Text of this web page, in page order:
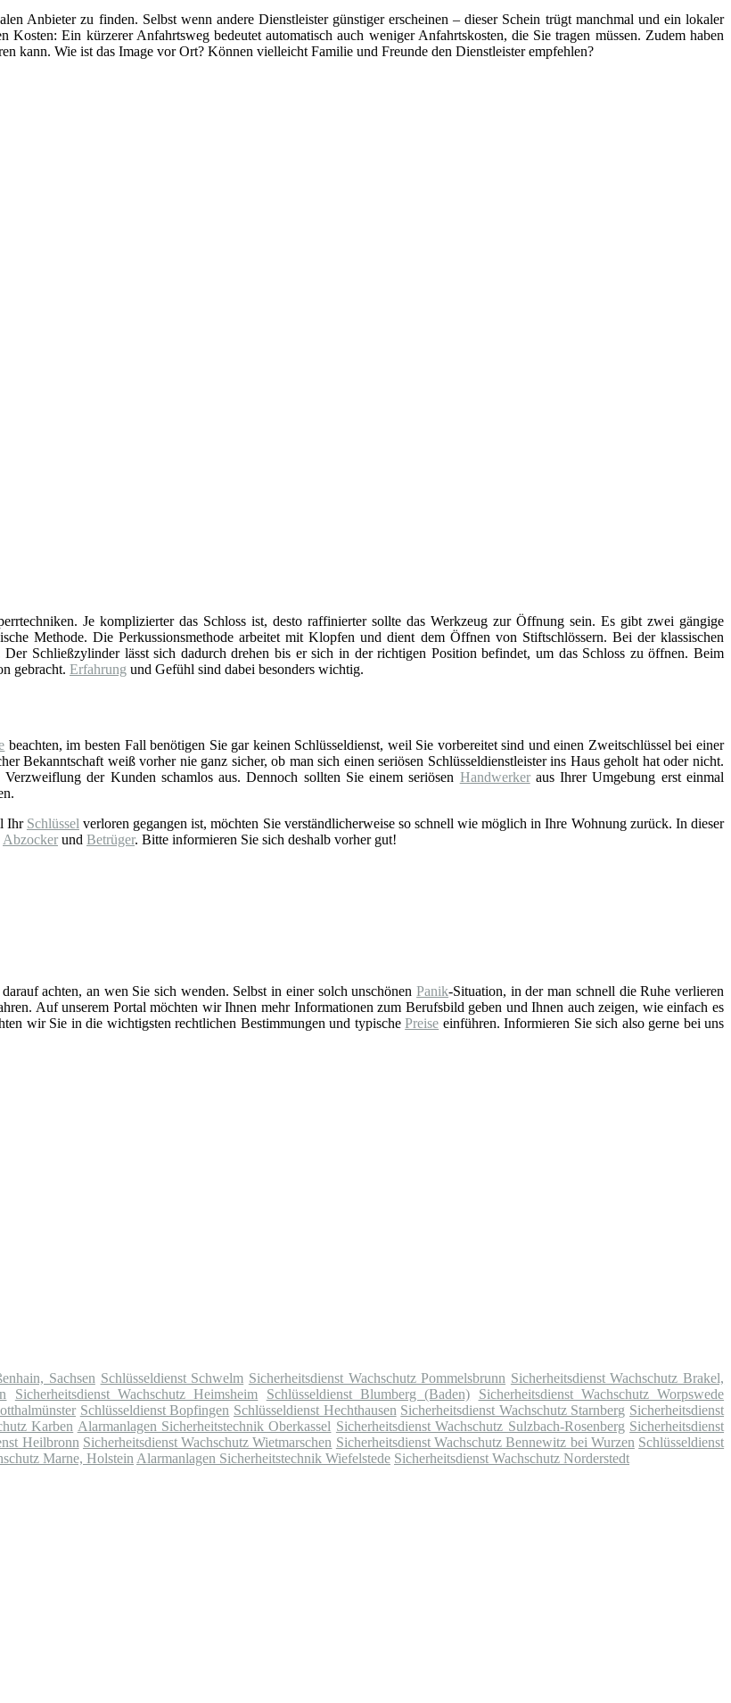
Anbieter zu finden. Selbst wenn andere Dienstleister günstiger erscheinen – dieser Schein trügt manchmal und ein lokaler
Ein kürzerer Anfahrtsweg bedeutet automatisch auch weniger Anfahrtskosten, die Sie tragen müssen. Zudem haben
kann. Wie ist das Image vor Ort? Können vielleicht Familie und Freunde den Dienstleister empfehlen?
Je komplizierter das Schloss ist, desto raffinierter sollte das Werkzeug zur Öffnung sein. Es gibt zwei gängige
Methode. Die Perkussionsmethode arbeitet mit Klopfen und dient dem Öffnen von Stiftschlössern. Bei der klassischen
Schließzylinder lässt sich dadurch drehen bis er sich in der richtigen Position befindet, um das Schloss zu öffnen. Beim
gebracht. Erfahrung und Gefühl sind dabei besonders wichtig.
beachten, im besten Fall benötigen Sie gar keinen Schlüsseldienst, weil Sie vorbereitet sind und einen Zweitschlüssel bei einer
Bekanntschaft weiß vorher nie ganz sicher, ob man sich einen seriösen Schlüsseldienstleister ins Haus geholt hat oder nicht.
der Kunden schamlos aus. Dennoch sollten Sie einem seriösen Handwerkeraus Ihrer Umgebung erst einmal
Ihr Schlüssel verloren gegangen ist, möchten Sie verständlicherweise so schnell wie möglich in Ihre Wohnung zurück. In dieser
Abzocker und Betrüger. Bitte informieren Sie sich deshalb vorher gut!
achten, an wen Sie sich wenden. Selbst in einer solch unschönenPanik-Situation, in der man schnell die Ruhe verlieren
Auf unserem Portal möchten wir Ihnen mehr Informationen zum Berufsbild geben und Ihnen auch zeigen, wie einfach es
wir Sie in die wichtigsten rechtlichen Bestimmungen und typischePreise einführen. Informieren Sie sich also gerne bei uns
Sachsen Schlüsseldienst Schwelm Sicherheitsdienst Wachschutz Pommelsbrunn Sicherheitsdienst Wachschutz Brakel,
Sicherheitsdienst Wachschutz Heimsheim Schlüsseldienst Blumberg (Baden)
Sicherheitsdienst Wachschutz Worpswede
Schlüsseldienst Bopfingen Schlüsseldienst Hechthausen Sicherheitsdienst Wachschutz Starnberg Sicherheitsdienst
Karben Alarmanlagen Sicherheitstechnik Oberkassel Sicherheitsdienst Wachschutz Sulzbach-Rosenberg Sicherheitsdienst
Heilbronn Sicherheitsdienst Wachschutz Wietmarschen Sicherheitsdienst Wachschutz Bennewitz bei Wurzen Schlüsseldienst
Marne, Holstein Alarmanlagen Sicherheitstechnik Wiefelstede Sicherheitsdienst Wachschutz Norderstedt